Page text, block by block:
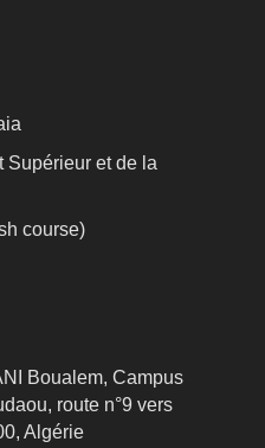
Supérieur et de la
course)
Boualem, Campus
route n°9 vers
Algérie